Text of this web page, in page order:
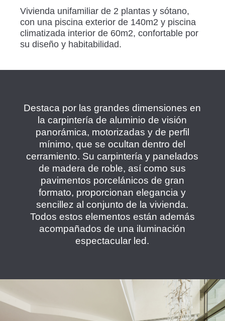
Vivienda unifamiliar de 2 plantas y sótano,
con una piscina exterior de 140m2 y piscina
climatizada interior de 60m2, confortable por
su diseño y habitabilidad.
Destaca por las grandes dimensiones en
la carpintería de aluminio de visión
panorámica, motorizadas y de perfil
mínimo, que se ocultan dentro del
cerramiento. Su carpintería y panelados
de madera de roble, así como sus
pavimentos porcelánicos de gran
formato, proporcionan elegancia y
sencillez al conjunto de la vivienda.
Todos estos elementos están además
acompañados de una iluminación
espectacular led.